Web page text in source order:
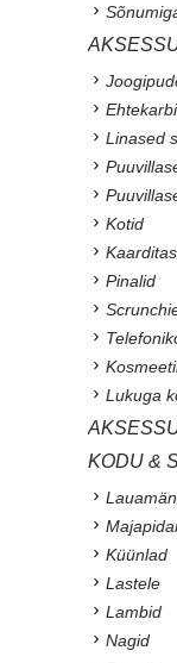
Linased
Kotid
Pinalid
Lukuga
KODU &
Küünlad
Lastele
Lambid
Nagid